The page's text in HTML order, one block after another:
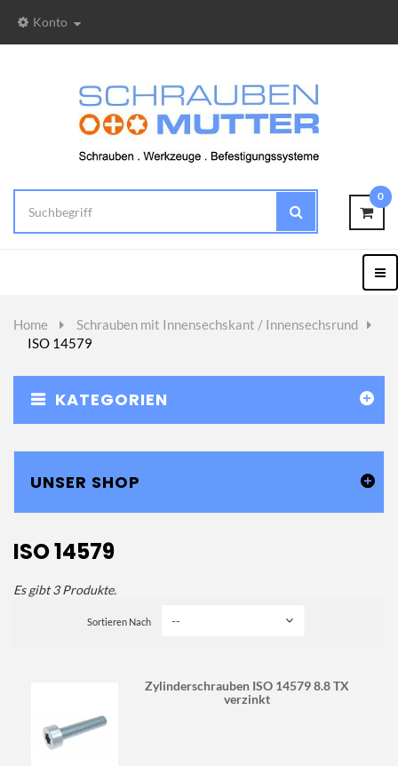
Konto
0
Home >
Schrauben mit Innensechskant / Innensechsrund
ISO 14579
KATEGORIEN
UNSER SHOP
ISO 14579
Es gibt 3 Produkte.
Sortieren Nach
Zylinderschrauben ISO 14579 8.8 TX
verzinkt